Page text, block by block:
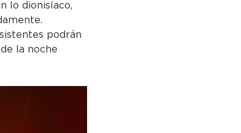
lo dionisíaco,
podrán
la noche